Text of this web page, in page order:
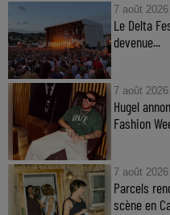
7 août 2026
Le Delta
devenue...
7 août 2026
Hugel
Fashion
7 août 2026
Parcels
scène en